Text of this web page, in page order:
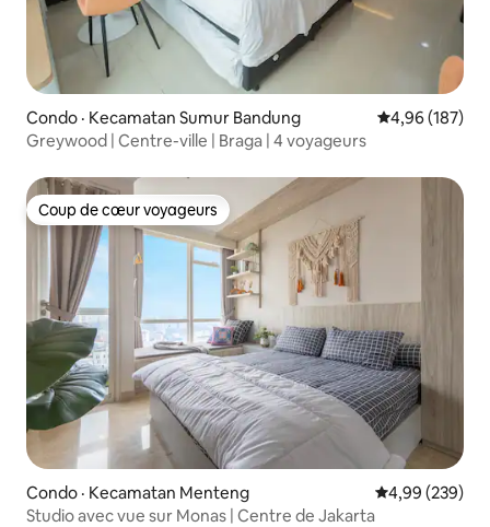
Condo · Kecamatan Sumur Bandung Note
4,96 (187)
Greywood | Centre-ville | Braga | 4 voyageurs
Coup de cœur voyageurs
Coup de cœur voyageurs
Condo · Kecamatan Menteng Note
4,99 (239)
Studio avec vue sur Monas | Centre de Jakarta